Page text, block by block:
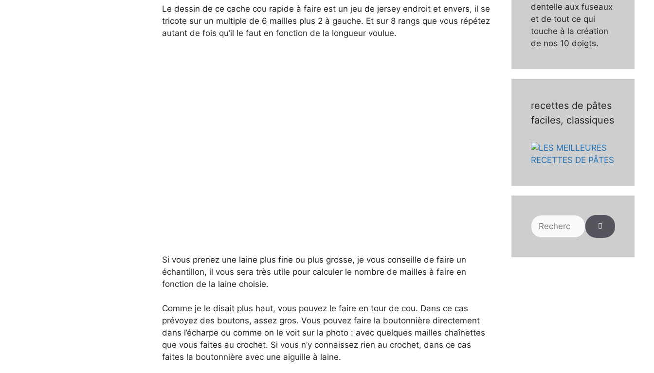
Le dessin de ce cache cou rapide à faire est un jeu de jersey endroit et envers, il se
tricote sur un multiple de 6 mailles plus 2 à gauche. Et sur 8 rangs que vous répétez
autant de fois qu’il le faut en fonction de la longueur voulue.
Si vous prenez une laine plus fine ou plus grosse, je vous conseille de faire un
échantillon, il vous sera très utile pour calculer le nombre de mailles à faire en
fonction de la laine choisie.
Comme je le disait plus haut, vous pouvez le faire en tour de cou. Dans ce cas
prévoyez des boutons, assez gros. Vous pouvez faire la boutonnière directement
dans l’écharpe ou comme on le voit sur la photo : avec quelques mailles chaînettes
que vous faites au crochet. Si vous n’y connaissez rien au crochet, dans ce cas
faites la boutonnière avec une aiguille à laine.
dentelle aux fuseaux
et de tout ce qui
touche à la création
de nos 10 doigts.
recettes de pâtes
faciles, classiques
Rechercher :